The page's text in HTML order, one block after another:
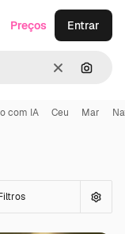
Limpar
Preços Entrar
com IA Ceu Mar